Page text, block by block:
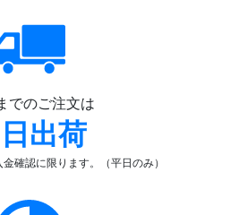
でのご注文は
出荷
金確認に限ります。（平日のみ）